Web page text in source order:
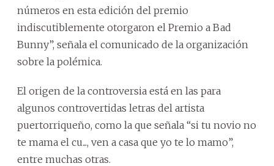
números en esta edición del premio
indiscutiblemente otorgaron el Premio a Bad
Bunny”, señala el comunicado de la organización
sobre la polémica.
El origen de la controversia está en las para
algunos controvertidas letras del artista
puertorriqueño, como la que señala “si tu novio no
te mama el cu..., ven a casa que yo te lo mamo”,
entre muchas otras.